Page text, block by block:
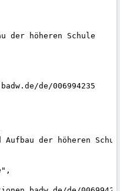
der höheren Schule
de/006994235
der höheren